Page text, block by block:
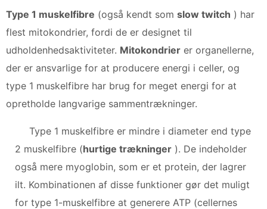
Type 1 muskelfibre (også kendt som slow twitch ) har
flest mitokondrier, fordi de er designet til
udholdenhedsaktiviteter. Mitokondrier er organellerne,
der er ansvarlige for at producere energi i celler, og
type 1 muskelfibre har brug for meget energi for at
opretholde langvarige sammentrækninger.
Type 1 muskelfibre er mindre i diameter end type
2 muskelfibre (hurtige trækninger ). De indeholder
også mere myoglobin, som er et protein, der lagrer
ilt. Kombinationen af ​​disse funktioner gør det muligt
for type 1-muskelfibre at generere ATP (cellernes